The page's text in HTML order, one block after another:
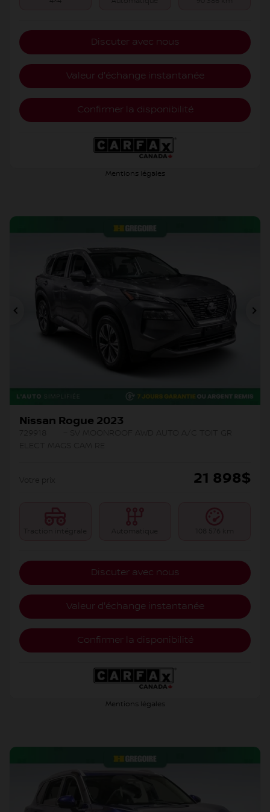
Discuter avec nous
Valeur d'échange instantanée
Confirmer la disponibilité
Mentions légales
Précédent
Nissan Rogue 2023
Votre prix 21 898$
Traction intégrale Automatique 108 576 km
Discuter avec nous
Valeur d'échange instantanée
Confirmer la disponibilité
Mentions légales